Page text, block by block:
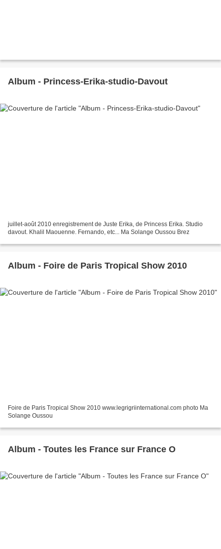
Album - Princess-Erika-studio-Davout
juillet-août 2010 enregistrement de Juste Erika, de Princess Erika. Studio
davout. Khalil Maouenne. Fernando, etc... Ma Solange Oussou Brez
Album - Foire de Paris Tropical Show 2010
Foire de Paris Tropical Show 2010 www.legrigriinternational.com photo Ma
Solange Oussou
Album - Toutes les France sur France O